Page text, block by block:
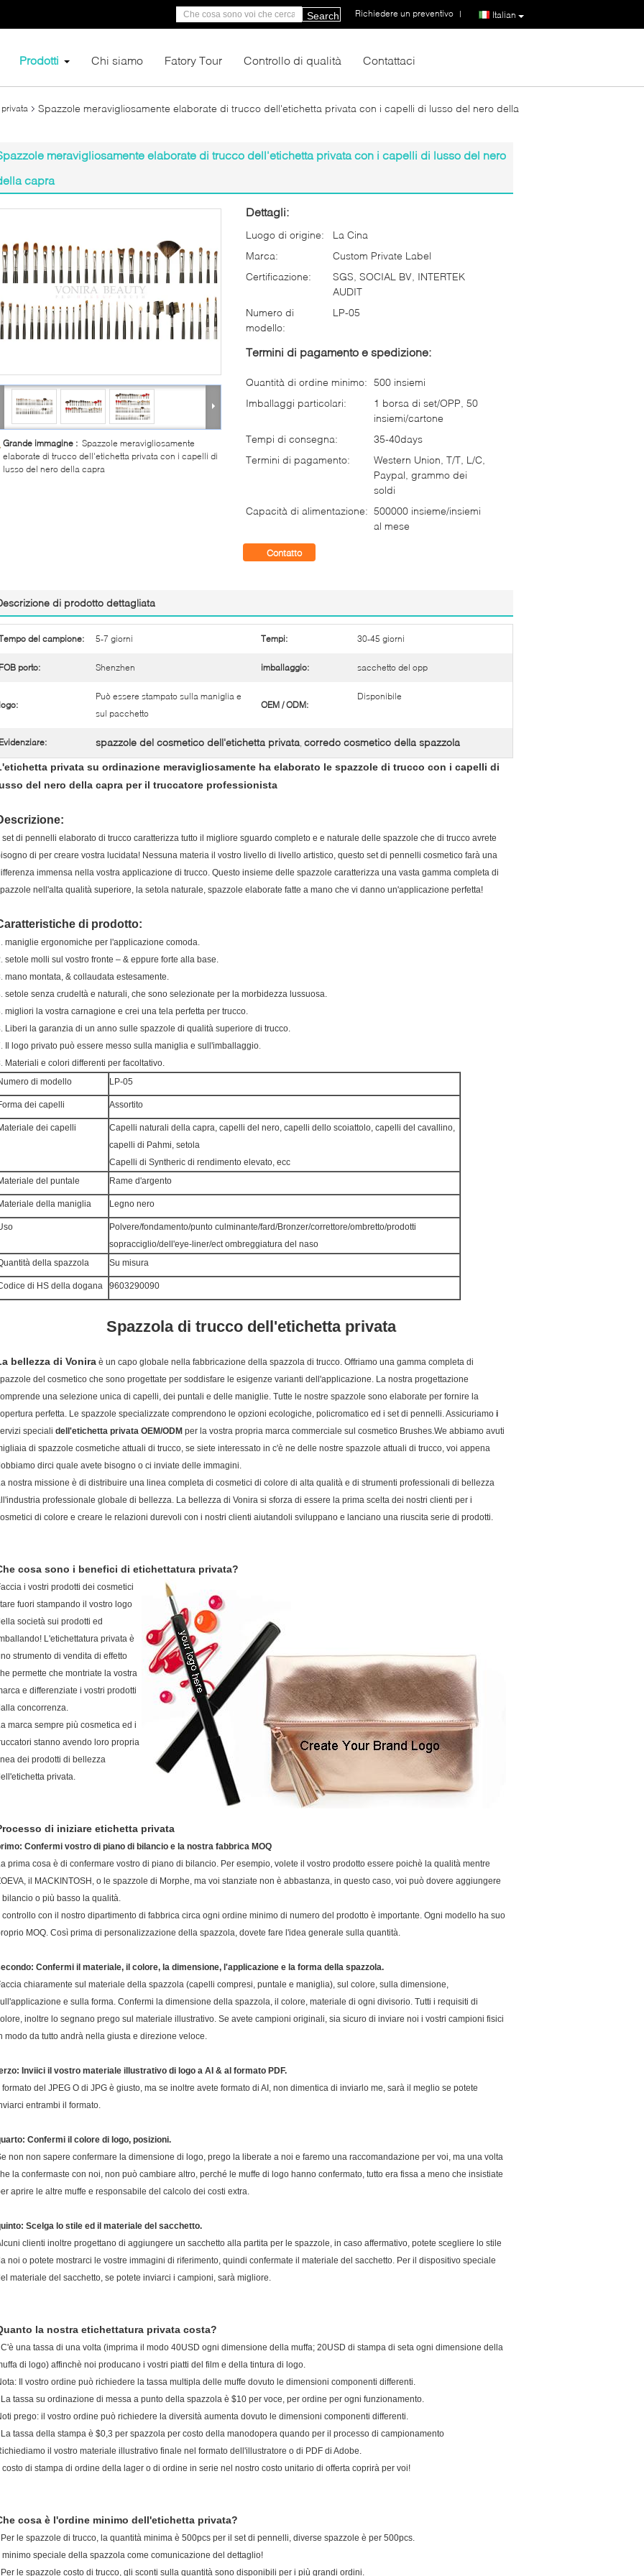
Italian
Richiedere un preventivo |
Search
Prodotti Chi siamo Fatory Tour Controllo di qualità Contattaci
Spazzole meravigliosamente elaborate di trucco dell'etichetta privata con i capelli di lusso del nero della
meravigliosamente elaborate di trucco dell'etichetta privata con i capelli di lusso del nero
capra
Grande immagine : Spazzole meravigliosamente
elaborate di trucco dell'etichetta privata con i capelli di
lusso del nero della capra
Dettagli:
Luogo di origine:
La Cina
Marca:
Custom Private Label
Certificazione:
SGS, SOCIAL BV, INTERTEK
AUDIT
Numero di
modello:
LP-05
Termini di pagamento e spedizione:
Quantità di ordine minimo: 500 insiemi
Imballaggi particolari:
1 borsa di set/OPP, 50
insiemi/cartone
Tempi di consegna:
35-40days
Termini di pagamento:
Western Union, T/T, L/C,
Paypal, grammo dei
soldi
Capacità di alimentazione: 500000 insieme/insiemi
al mese
Contatto
di prodotto dettagliata
del campione: 5-7 giorni Tempi: 30-45 giorni
FOB porto: Shenzhen imballaggio: sacchetto del opp
logo:
Può essere stampato sulla maniglia e
sul pacchetto
OEM / ODM:
Disponibile
Evidenziare: spazzole del cosmetico dell'etichetta privata, corredo cosmetico della spazzola
privata su ordinazione meravigliosamente ha elaborato le spazzole di trucco con i capelli di
del nero della capra per il truccatore professionista
Il set di pennelli elaborato di trucco caratterizza tutto il migliore sguardo completo e e naturale delle spazzole che di trucco avrete
di per creare vostra lucidata! Nessuna materia il vostro livello di livello artistico, questo set di pennelli cosmetico farà una
immensa nella vostra applicazione di trucco. Questo insieme delle spazzole caratterizza una vasta gamma completa di
nell'alta qualità superiore, la setola naturale, spazzole elaborate fatte a mano che vi danno un'applicazione perfetta!
di prodotto:
maniglie ergonomiche per l'applicazione comoda.
setole molli sul vostro fronte – & eppure forte alla base.
mano montata, & collaudata estesamente.
setole senza crudeltà e naturali, che sono selezionate per la morbidezza lussuosa.
migliori la vostra carnagione e crei una tela perfetta per trucco.
Liberi la garanzia di un anno sulle spazzole di qualità superiore di trucco.
Il logo privato può essere messo sulla maniglia e sull'imballaggio.
Materiali e colori differenti per facoltativo.
di modello
LP-05
dei capelli Assortito
dei capelli
Capelli naturali della capra, capelli del nero, capelli dello scoiattolo, capelli del cavallino,
capelli di Pahmi, setola
Capelli di Syntheric di rendimento elevato, ecc
del puntale
Rame d'argento
della maniglia Legno nero
Polvere/fondamento/punto culminante/fard/Bronzer/correttore/ombretto/prodotti
sopracciglio/dell'eye-liner/ect ombreggiatura del naso
della spazzola
Su misura
di HS della dogana 9603290090
Spazzola di trucco dell'etichetta privata
bellezza di Vonira è un capo globale nella fabbricazione della spazzola di trucco. Offriamo una gamma completa di
del cosmetico che sono progettate per soddisfare le esigenze varianti dell'applicazione. La nostra progettazione
una selezione unica di capelli, dei puntali e delle maniglie. Tutte le nostre spazzole sono elaborate per fornire la
perfetta. Le spazzole specializzate comprendono le opzioni ecologiche, policromatico ed i set di pennelli. Assicuriamo i
speciali dell'etichetta privata OEM/ODM per la vostra propria marca commerciale sul cosmetico Brushes.We abbiamo avuti
di spazzole cosmetiche attuali di trucco, se siete interessato in c'è ne delle nostre spazzole attuali di trucco, voi appena
dirci quale avete bisogno o ci inviate delle immagini.
nostra missione è di distribuire una linea completa di cosmetici di colore di alta qualità e di strumenti professionali di bellezza
professionale globale di bellezza. La bellezza di Vonira si sforza di essere la prima scelta dei nostri clienti per i
di colore e creare le relazioni durevoli con i nostri clienti aiutandoli sviluppano e lanciano una riuscita serie di prodotti.
cosa sono i benefici di etichettatura privata?
i vostri prodotti dei cosmetici
fuori stampando il vostro logo
società sui prodotti ed
L'etichettatura privata è
strumento di vendita di effetto
permette che montriate la vostra
e differenziate i vostri prodotti
concorrenza.
marca sempre più cosmetica ed i
stanno avendo loro propria
dei prodotti di bellezza
privata.
di iniziare etichetta privata
Confermi vostro di piano di bilancio e la nostra fabbrica MOQ
prima cosa è di confermare vostro di piano di bilancio. Per esempio, volete il vostro prodotto essere poichè la qualità mentre
il MACKINTOSH, o le spazzole di Morphe, ma voi stanziate non è abbastanza, in questo caso, voi può dovere aggiungere
bilancio o più basso la qualità.
Il controllo con il nostro dipartimento di fabbrica circa ogni ordine minimo di numero del prodotto è importante. Ogni modello ha suo
MOQ. Così prima di personalizzazione della spazzola, dovete fare l'idea generale sulla quantità.
Confermi il materiale, il colore, la dimensione, l'applicazione e la forma della spazzola.
chiaramente sul materiale della spazzola (capelli compresi, puntale e maniglia), sul colore, sulla dimensione,
e sulla forma. Confermi la dimensione della spazzola, il colore, materiale di ogni divisorio. Tutti i requisiti di
inoltre lo segnano prego sul materiale illustrativo. Se avete campioni originali, sia sicuro di inviare noi i vostri campioni fisici
modo da tutto andrà nella giusta e direzione veloce.
Inviici il vostro materiale illustrativo di logo a AI & al formato PDF.
Il formato del JPEG O di JPG è giusto, ma se inoltre avete formato di AI, non dimentica di inviarlo me, sarà il meglio se potete
entrambi il formato.
Confermi il colore di logo, posizioni.
non non sapere confermare la dimensione di logo, prego la liberate a noi e faremo una raccomandazione per voi, ma una volta
la confermaste con noi, non può cambiare altro, perché le muffe di logo hanno confermato, tutto era fissa a meno che insistiate
aprire le altre muffe e responsabile del calcolo dei costi extra.
Scelga lo stile ed il materiale del sacchetto.
clienti inoltre progettano di aggiungere un sacchetto alla partita per le spazzole, in caso affermativo, potete scegliere lo stile
noi o potete mostrarci le vostre immagini di riferimento, quindi confermate il materiale del sacchetto. Per il dispositivo speciale
materiale del sacchetto, se potete inviarci i campioni, sarà migliore.
la nostra etichettatura privata costa?
C'è una tassa di una volta (imprima il modo 40USD ogni dimensione della muffa; 20USD di stampa di seta ogni dimensione della
di logo) affinchè noi producano i vostri piatti del film e della tintura di logo.
Il vostro ordine può richiedere la tassa multipla delle muffe dovuto le dimensioni componenti differenti.
La tassa su ordinazione di messa a punto della spazzola è $10 per voce, per ordine per ogni funzionamento.
prego: il vostro ordine può richiedere la diversità aumenta dovuto le dimensioni componenti differenti.
La tassa della stampa è $0,3 per spazzola per costo della manodopera quando per il processo di campionamento
il vostro materiale illustrativo finale nel formato dell'illustratore o di PDF di Adobe.
Il costo di stampa di ordine della lager o di ordine in serie nel nostro costo unitario di offerta coprirà per voi!
cosa è l'ordine minimo dell'etichetta privata?
Per le spazzole di trucco, la quantità minima è 500pcs per il set di pennelli, diverse spazzole è per 500pcs.
Il minimo speciale della spazzola come comunicazione del dettaglio!
Per le spazzole costo di trucco, gli sconti sulla quantità sono disponibili per i più grandi ordini.